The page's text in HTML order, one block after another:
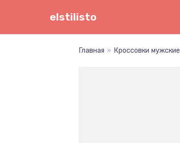
elstilisto
Главная » Кроссовки мужские